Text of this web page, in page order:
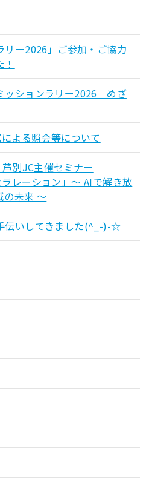
リー2026」ご参加・ご協力
ッションラリー2026 めざ
よる照会等について
別JC主催セミナー
ラレーション」～ AIで解き放
の未来 ～
伝いしてきました(^_-)-☆